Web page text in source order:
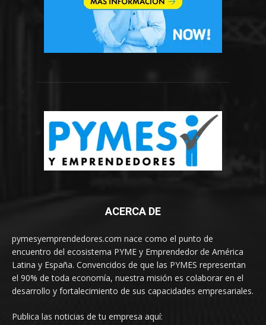
ACERCA DE
pymesyemprendedores.com nace como el punto de
encuentro del ecosistema PYME y Emprendedor de América
Latina y España. Convencidos de que las PYMES representan
el 90% de toda economía, nuestra misión es colaborar en el
desarrollo y fortalecimiento de sus capacidades empresariales.
Publica las noticias de tu empresa aquí: